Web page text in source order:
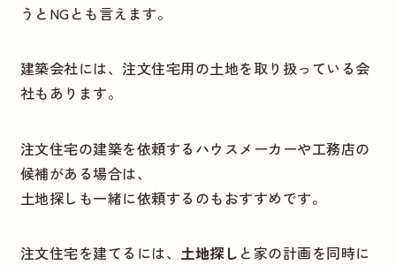
うとNGとも言えます。
建築会社には、注文住宅用の土地を取り扱っている会
社もあります。
注文住宅の建築を依頼するハウスメーカーや工務店の
候補がある場合は、
土地探しも一緒に依頼するのもおすすめです。
注文住宅を建てるには、 土地探し と家の計画を同時に